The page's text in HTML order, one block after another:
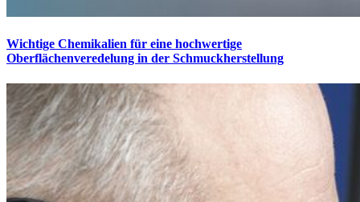
Wichtige Chemikalien für eine hochwertige
Oberflächenveredelung in der Schmuckherstellung